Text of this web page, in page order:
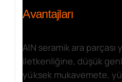
Avantajları
AlN seramik ara parçası
iletkenliğine, düşük
yüksek mukavemete,